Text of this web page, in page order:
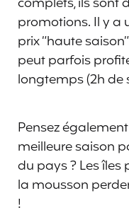
promotions. Il y a
prix “haute
peut parfois
longtemps (2h de
Pensez
meilleure saison
du pays ? Les
la mousson
!